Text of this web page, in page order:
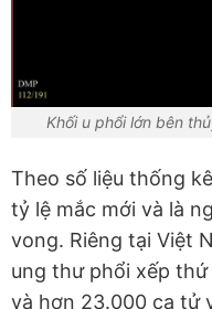
Khối u phổi lớn bên
Theo số liệu thống
tỷ lệ mắc mới và là
vong. Riêng tại Việt
ung thư phổi xếp
và hơn 23.000 ca tử